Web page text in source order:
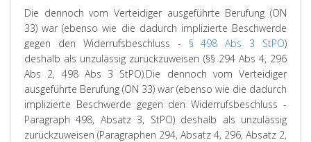
Die dennoch vom Verteidiger ausgeführte Berufung (ON
33) war (ebenso wie die dadurch implizierte Beschwerde
gegen den Widerrufsbeschluss - § 498 Abs 3 StPO)
deshalb als unzulässig zurückzuweisen (§§ 294 Abs 4, 296
Abs 2, 498 Abs 3 StPO).Die dennoch vom Verteidiger
ausgeführte Berufung (ON 33) war (ebenso wie die dadurch
implizierte Beschwerde gegen den Widerrufsbeschluss -
Paragraph 498, Absatz 3, StPO) deshalb als unzulässig
zurückzuweisen (Paragraphen 294, Absatz 4, 296, Absatz 2,